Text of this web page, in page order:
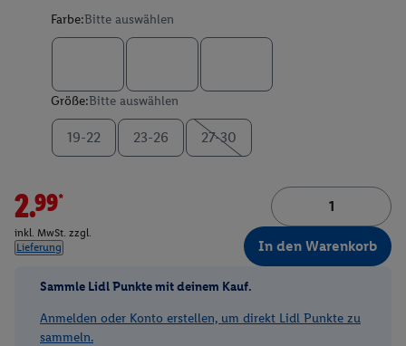
Farbe:Bitte auswählen
Größe:Bitte auswählen
19-22 23-26 27-30
2.99*
inkl. MwSt. zzgl.
Lieferung
In den Warenkorb
Sammle Lidl Punkte mit deinem Kauf.
Anmelden oder Konto erstellen, um direkt Lidl Punkte zu
sammeln.